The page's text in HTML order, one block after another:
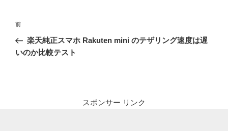
投
ナ
前
の
投
前
楽天純正スマホ Rakuten mini のテザリング速度は遅
いのか比較テスト
スポンサー リンク